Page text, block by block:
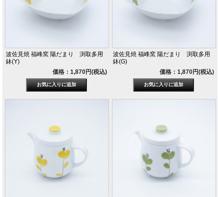
波佐見焼 福峰窯 陽だまり 渕取多用
鉢(Y)
価格：1,870円(税込)
波佐見焼 福峰窯 陽だまり 渕取多用
鉢(G)
価格：1,870円(税込)